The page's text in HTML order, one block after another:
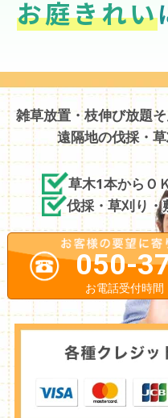
お庭きれい
雑草放置・枝伸び放題
遠隔地の伐採・
草木1本からＯ
伐採・草刈り・
050-
お電話受付時